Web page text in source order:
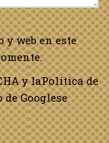
y web en este
y laPolítica de
Googlese